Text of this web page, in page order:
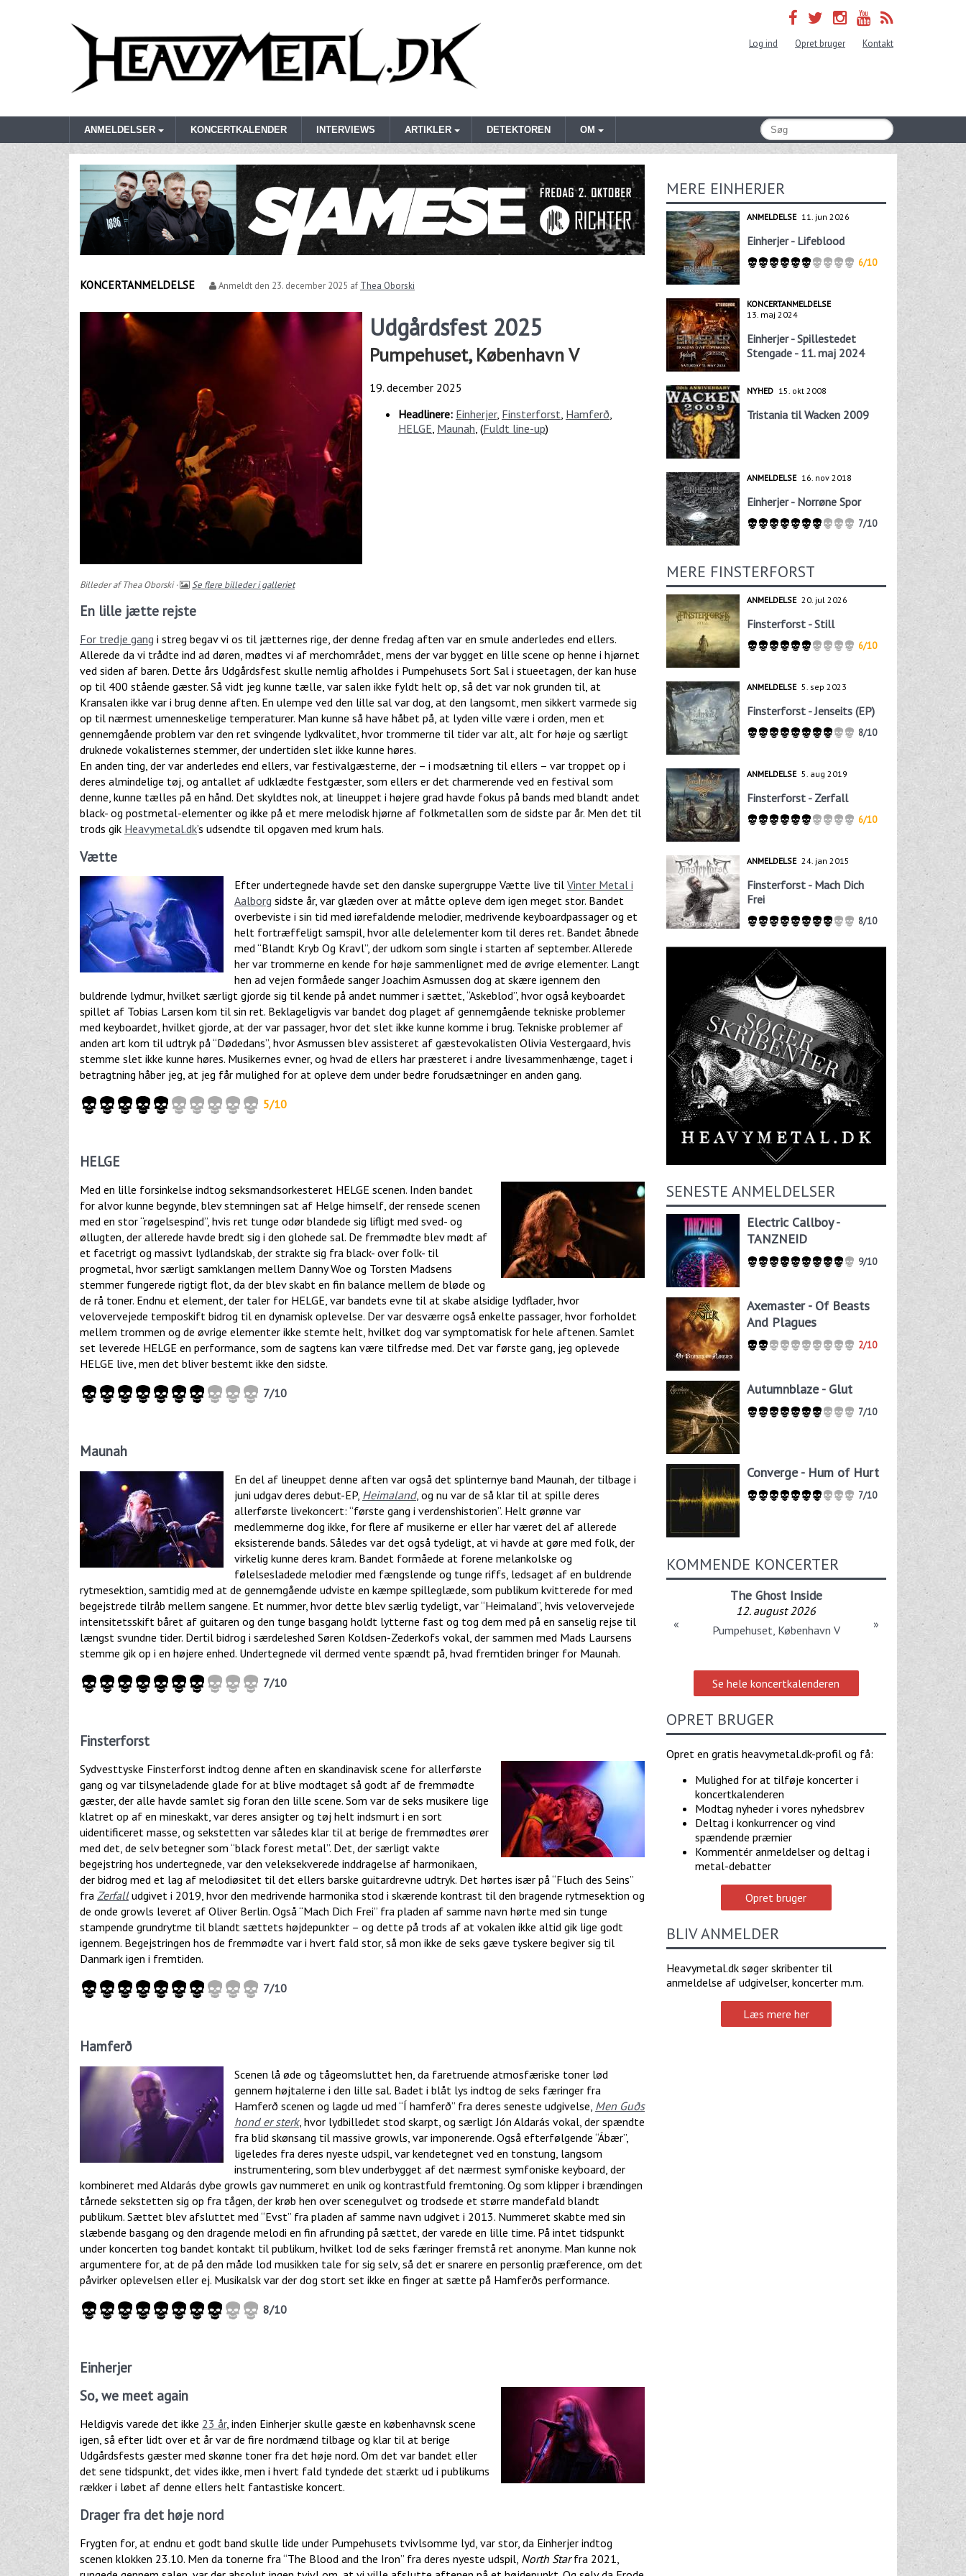
Log ind Opret bruger Kontakt
ANMELDELSER KONCERTKALENDER INTERVIEWS ARTIKLER DETEKTOREN OM
KONCERTANMELDELSE Anmeldt den 23. december 2025 af Thea Oborski
Billeder af Thea Oborski · Se flere billeder i galleriet
Udgårdsfest 2025
Pumpehuset, København V
19. december 2025
Headlinere: Einherjer, Finsterforst Hamferð
HELGE Maunah , (Fuldt line-up)
En lille jætte rejste
For tredje gang i streg begav vi os til jætternes rige, der denne fredag aften var en smule anderledes end ellers.
Allerede da vi trådte ind ad døren, mødtes vi af merchområdet, mens der var bygget en lille scene op henne i hjørnet
ved siden af baren. Dette års Udgårdsfest skulle nemlig afholdes i Pumpehusets Sort Sal i stueetagen, der kan huse
op til 400 stående gæster. Så vidt jeg kunne tælle, var salen ikke fyldt helt op, så det var nok grunden til, at
Kransalen ikke var i brug denne aften. En ulempe ved den lille sal var dog, at den langsomt, men sikkert varmede sig
op til nærmest umenneskelige temperaturer. Man kunne så have håbet på, at lyden ville være i orden, men et
gennemgående problem var den ret svingende lydkvalitet, hvor trommerne til tider var alt, alt for høje og særligt
druknede vokalisternes stemmer, der undertiden slet ikke kunne høres.
En anden ting, der var anderledes end ellers, var festivalgæsterne, der – i modsætning til ellers – var troppet op i
deres almindelige tøj, og antallet af udklædte festgæster, som ellers er det charmerende ved en festival som
denne, kunne tælles på en hånd. Det skyldtes nok, at lineuppet i højere grad havde fokus på bands med blandt andet
black- og postmetal-elementer og ikke på et mere melodisk hjørne af folkmetallen som de sidste par år. Men det til
trods gik Heavymetal.dk’s udsendte til opgaven med krum hals.
Vætte
Efter undertegnede havde set den danske supergruppe Vætte live til Vinter Metal i
Aalborg sidste år, var glæden over at måtte opleve dem igen meget stor. Bandet
overbeviste i sin tid med iørefaldende melodier, medrivende keyboardpassager og et
helt fortræffeligt samspil, hvor alle delelementer kom til deres ret. Bandet åbnede
med “Blandt Kryb Og Kravl”, der udkom som single i starten af september. Allerede
her var trommerne en kende for høje sammenlignet med de øvrige elementer. Langt
hen ad vejen formåede sanger Joachim Asmussen dog at skære igennem den
buldrende lydmur, hvilket særligt gjorde sig til kende på andet nummer i sættet, “Askeblod”, hvor også keyboardet
spillet af Tobias Larsen kom til sin ret. Beklageligvis var bandet dog plaget af gennemgående tekniske problemer
med keyboardet, hvilket gjorde, at der var passager, hvor det slet ikke kunne komme i brug. Tekniske problemer af
anden art kom til udtryk på “Dødedans”, hvor Asmussen blev assisteret af gæstevokalisten Olivia Vestergaard, hvis
stemme slet ikke kunne høres. Musikernes evner, og hvad de ellers har præsteret i andre livesammenhænge, taget i
betragtning håber jeg, at jeg får mulighed for at opleve dem under bedre forudsætninger en anden gang.
5/10
HELGE
Med en lille forsinkelse indtog seksmandsorkesteret HELGE scenen. Inden bandet
for alvor kunne begynde, blev stemningen sat af Helge himself, der rensede scenen
med en stor “røgelsespind”, hvis ret tunge odør blandede sig lifligt med sved- og
øllugten, der allerede havde bredt sig i den glohede sal. De fremmødte blev mødt af
et facetrigt og massivt lydlandskab, der strakte sig fra black- over folk- til
progmetal, hvor særligt samklangen mellem Danny Woe og Torsten Madsens
stemmer fungerede rigtigt flot, da der blev skabt en fin balance mellem de bløde og
de rå toner. Endnu et element, der taler for HELGE, var bandets evne til at skabe alsidige lydflader, hvor
velovervejede temposkift bidrog til en dynamisk oplevelse. Der var desværre også enkelte passager, hvor forholdet
mellem trommen og de øvrige elementer ikke stemte helt, hvilket dog var symptomatisk for hele aftenen. Samlet
set leverede HELGE en performance, som de sagtens kan være tilfredse med. Det var første gang, jeg oplevede
HELGE live, men det bliver bestemt ikke den sidste.
7/10
Maunah
En del af lineuppet denne aften var også det splinternye band Maunah, der tilbage i
juni udgav deres debut-EP, Heimaland, og nu var de så klar til at spille deres
allerførste livekoncert: “første gang i verdenshistorien”. Helt grønne var
medlemmerne dog ikke, for flere af musikerne er eller har været del af allerede
eksisterende bands. Således var det også tydeligt, at vi havde at gøre med folk, der
virkelig kunne deres kram. Bandet formåede at forene melankolske og
følelsesladede melodier med fængslende og tunge riffs, ledsaget af en buldrende
rytmesektion, samtidig med at de gennemgående udviste en kæmpe spilleglæde, som publikum kvitterede for med
begejstrede tilråb mellem sangene. Et nummer, hvor dette blev særlig tydeligt, var “Heimaland”, hvis velovervejede
intensitetsskift båret af guitaren og den tunge basgang holdt lytterne fast og tog dem med på en sanselig rejse til
længst svundne tider. Dertil bidrog i særdeleshed Søren Koldsen-Zederkofs vokal, der sammen med Mads Laursens
stemme gik op i en højere enhed. Undertegnede vil dermed vente spændt på, hvad fremtiden bringer for Maunah.
7/10
Finsterforst
Sydvesttyske Finsterforst indtog denne aften en skandinavisk scene for allerførste
gang og var tilsyneladende glade for at blive modtaget så godt af de fremmødte
gæster, der alle havde samlet sig foran den lille scene. Som var de seks musikere lige
klatret op af en mineskakt, var deres ansigter og tøj helt indsmurt i en sort
uidentificeret masse, og sekstetten var således klar til at berige de fremmødtes ører
med det, de selv betegner som “black forest metal”. Det, der særligt vakte
begejstring hos undertegnede, var den veleksekverede inddragelse af harmonikaen,
der bidrog med et lag af melodiøsitet til det ellers barske guitardrevne udtryk. Det hørtes især på “Fluch des Seins”
fra Zerfalludgivet i 2019, hvor den medrivende harmonika stod i skærende kontrast til den bragende rytmesektion og
de onde growls leveret af Oliver Berlin. Også “Mach Dich Frei” fra pladen af samme navn hørte med sin tunge
stampende grundrytme til blandt sættets højdepunkter – og dette på trods af at vokalen ikke altid gik lige godt
igennem. Begejstringen hos de fremmødte var i hvert fald stor, så mon ikke de seks gæve tyskere begiver sig til
Danmark igen i fremtiden.
7/10
Hamferð
Scenen lå øde og tågeomsluttet hen, da faretruende atmosfæriske toner lød
gennem højtalerne i den lille sal. Badet i blåt lys indtog de seks færinger fra
Hamferð scenen og lagde ud med “Í hamferð” fra deres seneste udgivelse, Men Guðs
hond er sterk, hvor lydbilledet stod skarpt, og særligt Jón Aldarás vokal, der spændte
fra blid skønsang til massive growls, var imponerende. Også efterfølgende “Ábær”,
ligeledes fra deres nyeste udspil, var kendetegnet ved en tonstung, langsom
instrumentering, som blev underbygget af det nærmest symfoniske keyboard, der
kombineret med Aldarás dybe growls gav nummeret en unik og kontrastfuld fremtoning. Og som klipper i brændingen
tårnede sekstetten sig op fra tågen, der krøb hen over scenegulvet og trodsede et større mandefald blandt
publikum. Sættet blev afsluttet med “Evst” fra pladen af samme navn udgivet i 2013. Nummeret skabte med sin
slæbende basgang og den dragende melodi en fin afrunding på sættet, der varede en lille time. På intet tidspunkt
under koncerten tog bandet kontakt til publikum, hvilket lod de seks færinger fremstå ret anonyme. Man kunne nok
argumentere for, at de på den måde lod musikken tale for sig selv, så det er snarere en personlig præference, om det
påvirker oplevelsen eller ej. Musikalsk var der dog stort set ikke en finger at sætte på Hamferðs performance.
8/10
Einherjer
So, we meet again
Heldigvis varede det ikke 23 år, inden Einherjer skulle gæste en københavnsk scene
igen, så efter lidt over et år var de fire nordmænd tilbage og klar til at berige
Udgårdsfests gæster med skønne toner fra det høje nord. Om det var bandet eller
det sene tidspunkt, det vides ikke, men i hvert fald tyndede det stærkt ud i publikums
rækker i løbet af denne ellers helt fantastiske koncert.
Drager fra det høje nord
Frygten for, at endnu et godt band skulle lide under Pumpehusets tvivlsomme lyd, var stor, da Einherjer indtog
scenen klokken 23.10. Men da tonerne fra “The Blood and the Iron” fra deres nyeste udspil, North Starfra 2021,
MERE EINHERJER
ANMELDELSE 11. jun 2026
Einherjer - Lifeblood
6/10
KONCERTANMELDELSE
13. maj 2024
Einherjer - Spillestedet
Stengade - 11. maj 2024
NYHED 15. okt 2008
Tristania til Wacken 2009
ANMELDELSE 16. nov 2018
Einherjer - Norrøne Spor
7/10
MERE FINSTERFORST
ANMELDELSE 20. jul 2026
Finsterforst - Still
6/10
ANMELDELSE 5. sep 2023
Finsterforst - Jenseits (EP)
8/10
ANMELDELSE 5. aug 2019
Finsterforst - Zerfall
6/10
ANMELDELSE 24. jan 2015
Finsterforst - Mach Dich
Frei
8/10
SENESTE ANMELDELSER
Electric Callboy -
TANZNEID
9/10
Axemaster - Of Beasts
And Plagues
2/10
Autumnblaze - Glut
7/10
Converge - Hum of Hurt
7/10
KOMMENDE KONCERTER
The Ghost Inside
12. august 2026
Pumpehuset, København V
« »
Se hele koncertkalenderen
OPRET BRUGER
Opret en gratis heavymetal.dk-profil og få:
Mulighed for at tilføje koncerter i
koncertkalenderen
Modtag nyheder i vores nyhedsbrev
Deltag i konkurrencer og vind
spændende præmier
Kommentér anmeldelser og deltag i
metal-debatter
Opret bruger
BLIV ANMELDER
Heavymetal.dk søger skribenter til
anmeldelse af udgivelser, koncerter m.m.
Læs mere her